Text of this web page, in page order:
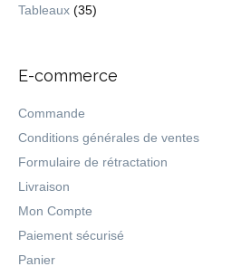
Tableaux (35)
E-commerce
Commande
Conditions générales de ventes
Formulaire de rétractation
Livraison
Mon Compte
Paiement sécurisé
Panier